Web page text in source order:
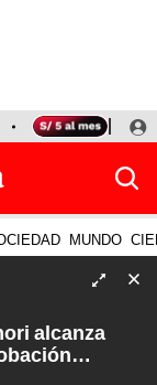
KEIKO FUJIMORI
MUNDO
alcanza